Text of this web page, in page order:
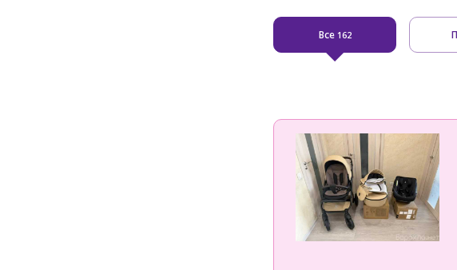
Все 162